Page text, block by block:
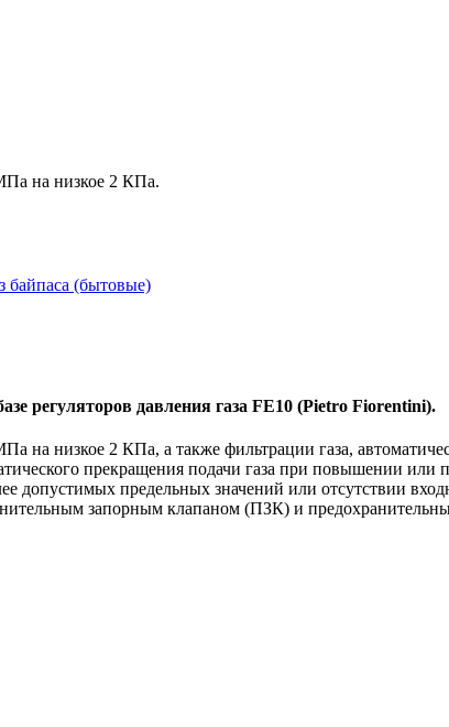
на низкое 2 КПа.
байпаса (бытовые)
регуляторов давления газа FE10 (Pietro Fiorentini).
на низкое 2 КПа, а также фильтрации газа,
прекращения подачи газа при повышении
допустимых предельных значений или отсутствии
запорным клапаном (ПЗК) и